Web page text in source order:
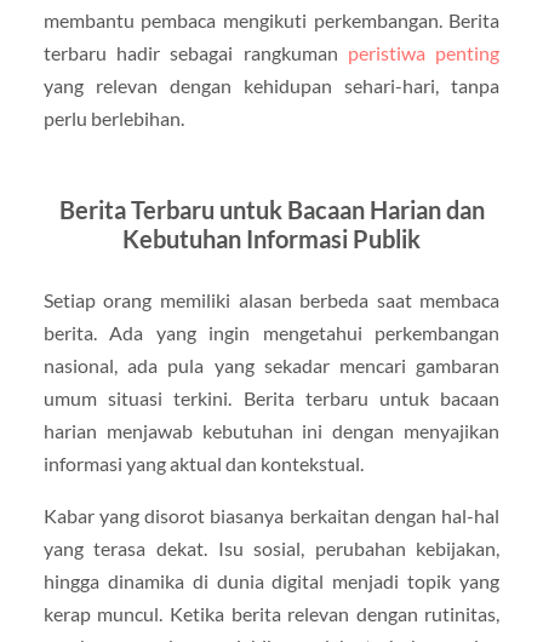
membantu pembaca mengikuti perkembangan. Berita
terbaru hadir sebagai rangkuman peristiwa penting
yang relevan dengan kehidupan sehari-hari, tanpa
perlu berlebihan.
Berita Terbaru untuk Bacaan Harian dan
Kebutuhan Informasi Publik
Setiap orang memiliki alasan berbeda saat membaca
berita. Ada yang ingin mengetahui perkembangan
nasional, ada pula yang sekadar mencari gambaran
umum situasi terkini. Berita terbaru untuk bacaan
harian menjawab kebutuhan ini dengan menyajikan
informasi yang aktual dan kontekstual.
Kabar yang disorot biasanya berkaitan dengan hal-hal
yang terasa dekat. Isu sosial, perubahan kebijakan,
hingga dinamika di dunia digital menjadi topik yang
kerap muncul. Ketika berita relevan dengan rutinitas,